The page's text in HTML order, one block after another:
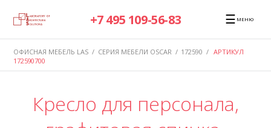
+7 495 109-56-83 ☰ МЕНЮ
ОФИСНАЯ МЕБЕЛЬ LAS / СЕРИЯ МЕБЕЛИ OSCAR / 172590 / АРТИКУЛ
172590700
Кресло для персонала,